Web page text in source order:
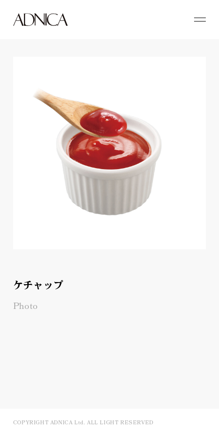
ケチャップ
Photo
COPYRIGHT ADNICA Ltd. ALL LIGHT RESERVED